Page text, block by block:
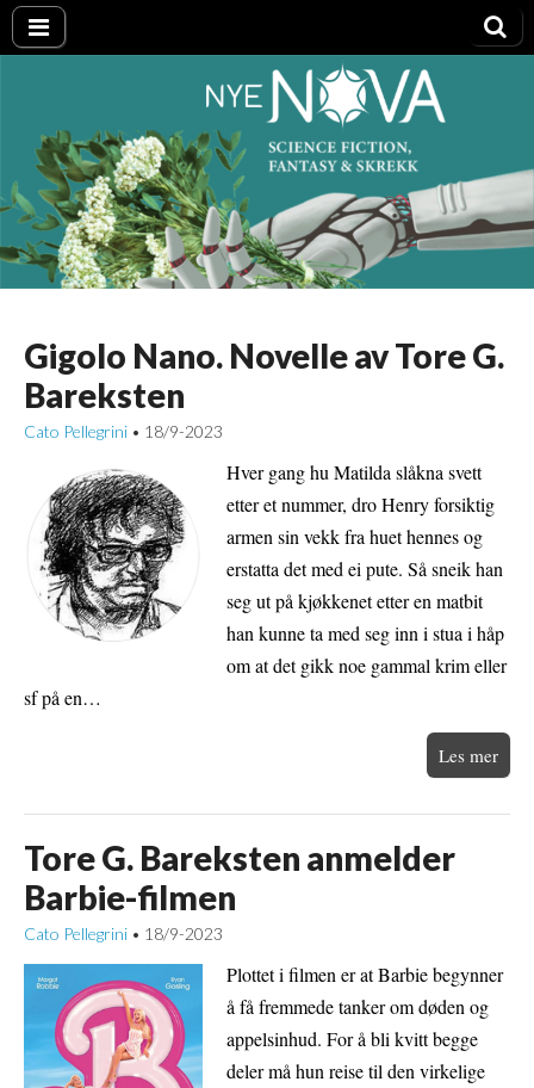
Nye NOVA
Gigolo Nano. Novelle av Tore G.
Bareksten
Cato Pellegrini • 18/9-2023
Hver gang hu Matilda slåkna svett
etter et nummer, dro Henry forsiktig
armen sin vekk fra huet hennes og
erstatta det med ei pute. Så sneik han
seg ut på kjøkkenet etter en matbit
han kunne ta med seg inn i stua i håp
om at det gikk noe gammal krim eller
sf på en…
Les mer
Tore G. Bareksten anmelder
Barbie-filmen
Cato Pellegrini • 18/9-2023
Plottet i filmen er at Barbie begynner
å få fremmede tanker om døden og
appelsinhud. For å bli kvitt begge
deler må hun reise til den virkelige